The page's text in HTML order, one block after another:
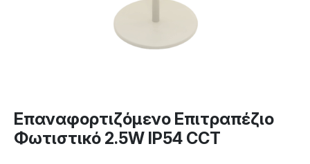
Επαναφορτιζόμενο Επιτραπέζιο
Φωτιστικό 2.5W IP54 CCT